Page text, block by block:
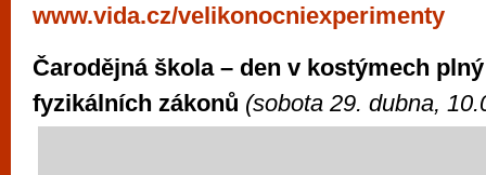
www.vida.cz/velikonocniexperimenty
Čarodějná škola – den v kostýmech
fyzikálních zákonů (sobota 29. dubna,